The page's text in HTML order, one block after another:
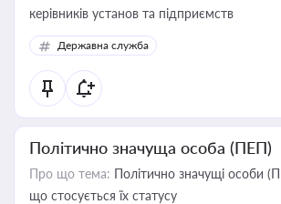
керівників установ та підприємств
Державна служба
Політично значуща особа (ПЕП)
Про що тема: Політично значущі особи
що стосується їх статусу